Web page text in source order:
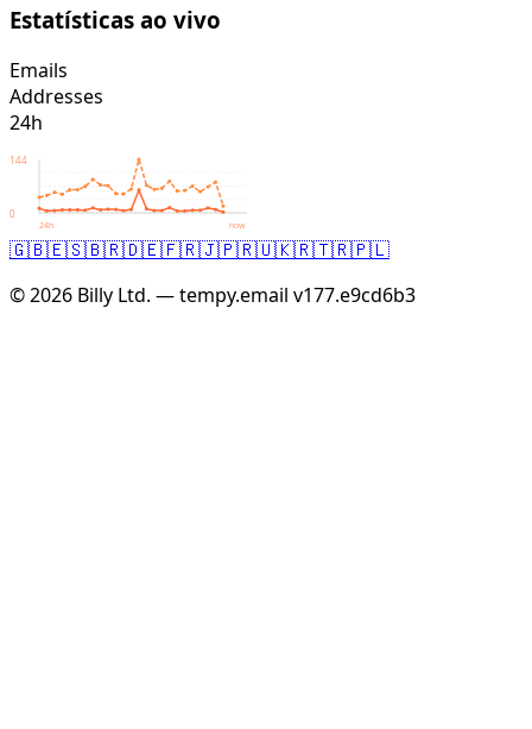
Estatísticas ao vivo
Emails
Addresses
24h
144
0
24h now
🇬🇧🇪🇸🇧🇷🇩🇪🇫🇷🇯🇵🇷🇺🇰🇷🇹🇷🇵🇱
© 2026 Billy Ltd. — tempy.email v177.e9cd6b3